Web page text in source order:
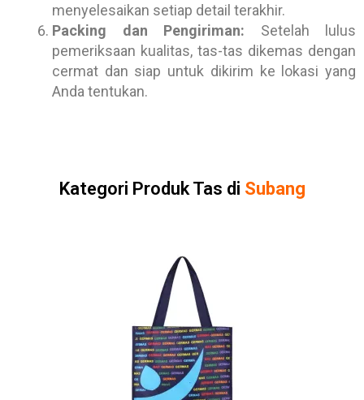
menyelesaikan setiap detail terakhir.
Packing dan Pengiriman: Setelah lulus
pemeriksaan kualitas, tas-tas dikemas dengan
cermat dan siap untuk dikirim ke lokasi yang
Anda tentukan.
Kategori Produk Tas di Subang